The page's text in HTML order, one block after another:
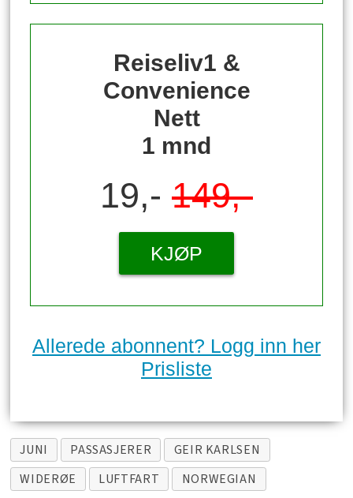
Reiseliv1 &
Convenience
Nett
1 mnd
19,- 149,-
KJØP
Allerede abonnent? Logg inn her
Prisliste
JUNI PASSASJERER
GEIR KARLSEN
WIDERØE
LUFTFART NORWEGIAN